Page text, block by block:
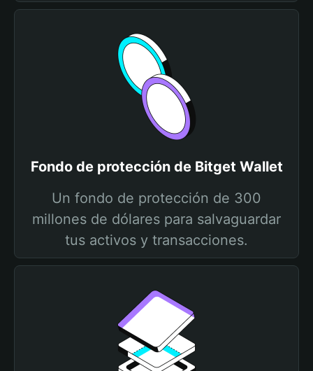
Fondo de protección de Bitget Wallet
Un fondo de protección de 300
millones de dólares para salvaguardar
tus activos y transacciones.